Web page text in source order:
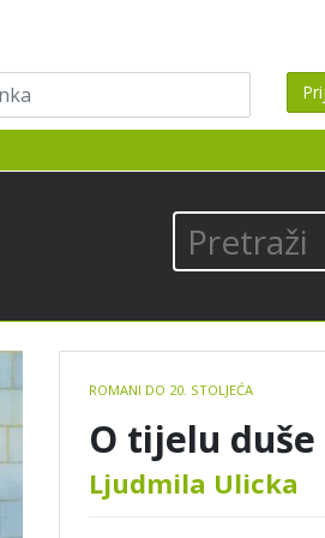
Book
details
ROMANI DO 20. STOLJEĆA
O tijelu duše
Ljudmila Ulicka